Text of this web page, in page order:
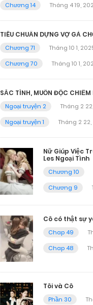
Chương 14
Tháng 4 19,
TIÊU CHUẨN DỰNG VỢ GẢ
Chương 71
Tháng 10 1,
Chương 70
Tháng 10 1,
SẮC TÌNH, MUỐN ĐỘC CHIẾM
Ngoại truyện 2
Tháng 2
Ngoại truyện 1
Tháng 2
Nữ Giúp Việc
Les Ngoại Tình
Chương 10
Chương 9
Cô có thật sự
Chap 49
Chap 48
Tôi và Cô
Phần 30